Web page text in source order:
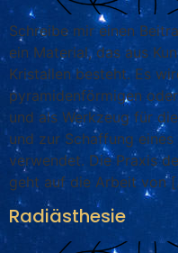
Schreibe mir einen
ein Material, das aus
Kristallen besteht. Es
pyramidenförmigen
und als Werkzeug für
und zur Schaffung
verwendet. Die Praxis
geht auf die Arbeit von
Radiästhesie